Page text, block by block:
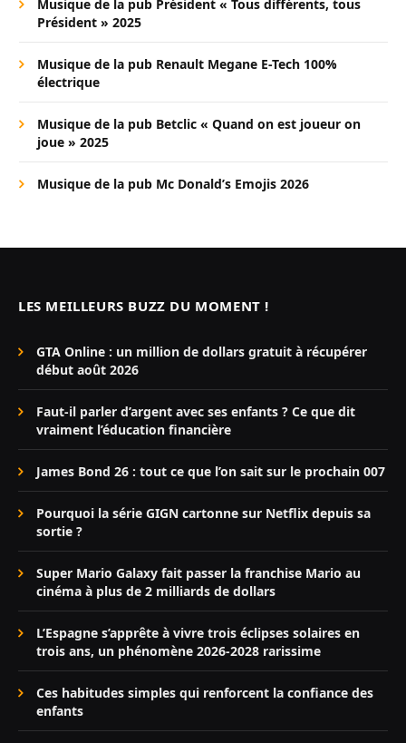
Musique de la pub Président « Tous différents, tous
Président » 2025
Musique de la pub Renault Megane E-Tech 100%
électrique
Musique de la pub Betclic « Quand on est joueur on
joue » 2025
Musique de la pub Mc Donald’s Emojis 2026
LES MEILLEURS BUZZ DU MOMENT !
GTA Online : un million de dollars gratuit à récupérer
début août 2026
Faut-il parler d’argent avec ses enfants ? Ce que dit
vraiment l’éducation financière
James Bond 26 : tout ce que l’on sait sur le prochain 007
Pourquoi la série GIGN cartonne sur Netflix depuis sa
sortie ?
Super Mario Galaxy fait passer la franchise Mario au
cinéma à plus de 2 milliards de dollars
L’Espagne s’apprête à vivre trois éclipses solaires en
trois ans, un phénomène 2026-2028 rarissime
Ces habitudes simples qui renforcent la confiance des
enfants